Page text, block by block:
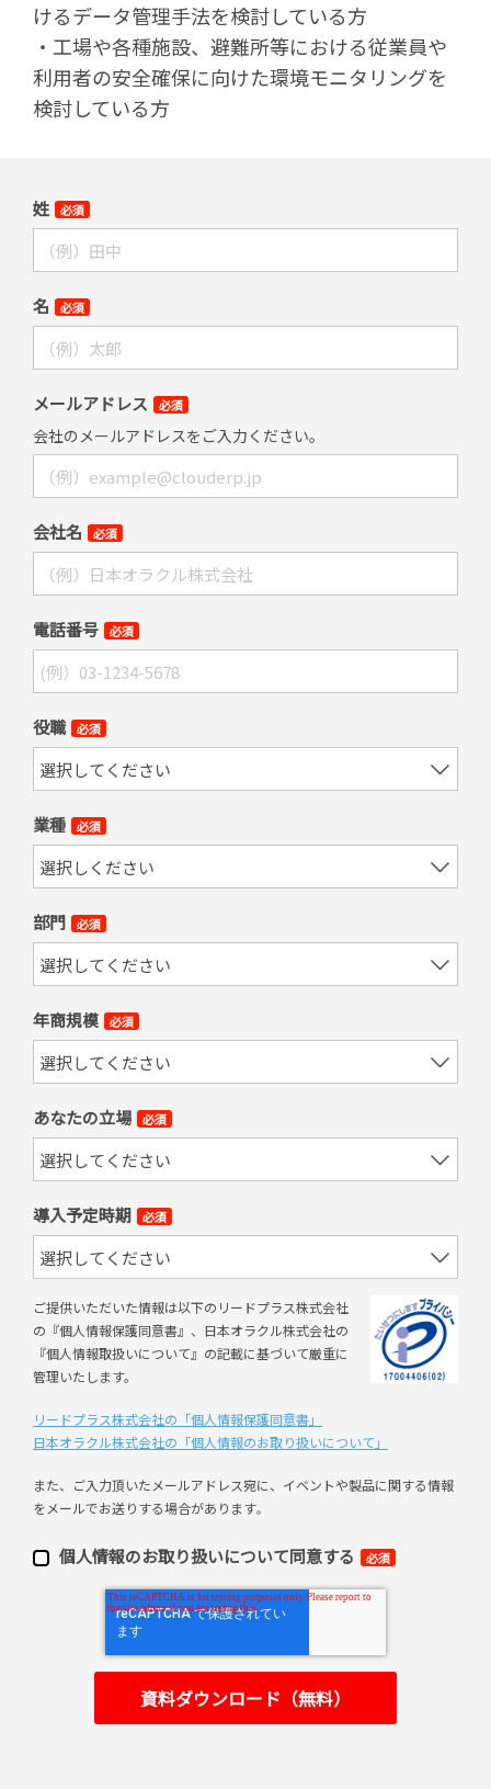
けるデータ管理手法を検討している方
・工場や各種施設、避難所等における従業員や
利用者の安全確保に向けた環境モニタリングを
検討している方
姓 必須
名 必須
メールアドレス 必須
会社のメールアドレスをご入力ください。
会社名 必須
電話番号 必須
役職 必須
業種 必須
部門 必須
年商規模 必須
あなたの立場 必須
導入予定時期 必須
ご提供いただいた情報は以下のリードプラス株式会社
の『個人情報保護同意書』、日本オラクル株式会社の
『個人情報取扱いについて』の記載に基づいて厳重に
管理いたします。
リードプラス株式会社の「個⼈情報保護同意書」
日本オラクル株式会社の「個⼈情報のお取り扱いについて」
また、ご⼊⼒頂いたメールアドレス宛に、イベントや製品に関する情報
をメールでお送りする場合があります。
個⼈情報のお取り扱いについて同意する 必須